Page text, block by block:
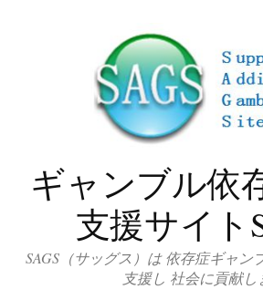
ギャンブル依
支援サイト
SAGS（サッグス）は 依存症ギャン
支援し 社会に貢献し